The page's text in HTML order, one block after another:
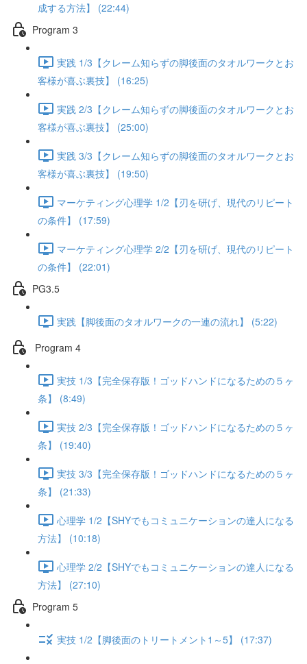
成する方法】 (22:44)
Program 3
実践 1/3【クレーム知らずの脚後面のタオルワークとお
客様が喜ぶ裏技】 (16:25)
実践 2/3【クレーム知らずの脚後面のタオルワークとお
客様が喜ぶ裏技】 (25:00)
実践 3/3【クレーム知らずの脚後面のタオルワークとお
客様が喜ぶ裏技】 (19:50)
マーケティング心理学 1/2【刃を研げ、現代のリピート
の条件】 (17:59)
マーケティング心理学 2/2【刃を研げ、現代のリピート
の条件】 (22:01)
PG3.5
実践【脚後面のタオルワークの一連の流れ】 (5:22)
Program 4
実技 1/3【完全保存版！ゴッドハンドになるための５ヶ
条】 (8:49)
実技 2/3【完全保存版！ゴッドハンドになるための５ヶ
条】 (19:40)
実技 3/3【完全保存版！ゴッドハンドになるための５ヶ
条】 (21:33)
心理学 1/2【SHYでもコミュニケーションの達人になる
方法】 (10:18)
心理学 2/2【SHYでもコミュニケーションの達人になる
方法】 (27:10)
Program 5
実技 1/2【脚後面のトリートメント1～5】 (17:37)